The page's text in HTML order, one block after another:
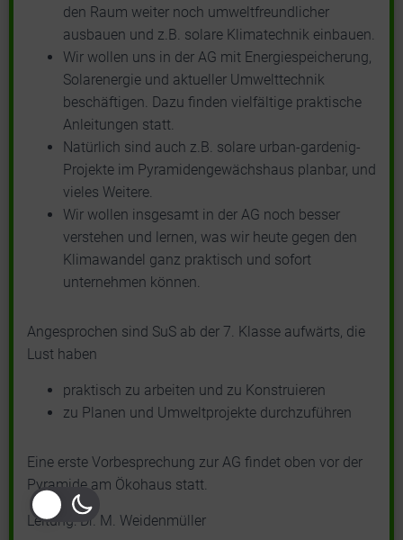
den Raum weiter noch umweltfreundlicher
ausbauen und z.B. solare Klimatechnik einbauen.
Wir wollen uns in der AG mit Energiespeicherung,
Solarenergie und aktueller Umwelttechnik
beschäftigen. Dazu finden vielfältige praktische
Anleitungen statt.
Natürlich sind auch z.B. solare urban-gardenig-
Projekte im Pyramidengewächshaus planbar, und
vieles Weitere.
Wir wollen insgesamt in der AG noch besser
verstehen und lernen, was wir heute gegen den
Klimawandel ganz praktisch und sofort
unternehmen können.
Angesprochen sind SuS ab der 7. Klasse aufwärts, die
Lust haben
praktisch zu arbeiten und zu Konstruieren
zu Planen und Umweltprojekte durchzuführen
Eine erste Vorbesprechung zur AG findet oben vor der
Pyramide am Ökohaus statt.
Leitung: Dr. M. Weidenmüller